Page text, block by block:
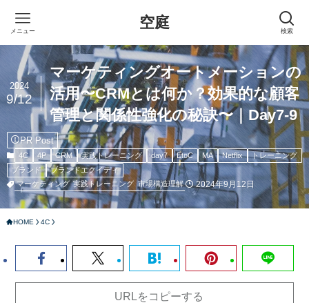
空庭 検索
メニュー
マーケティングオートメーションの
活用〜CRMとは何か？効果的な顧客
管理と関係性強化の秘訣〜｜Day7-9
2024
9/12
PR Post
4C 4P CRM 実践トレーニング day7 EtoC MA Netflix
トレーニング
ブランド
ブランドエクイティ
マーケティング 実践トレーニング 市場構造理解 2024年9月12日
HOME 4C
URLをコピーする